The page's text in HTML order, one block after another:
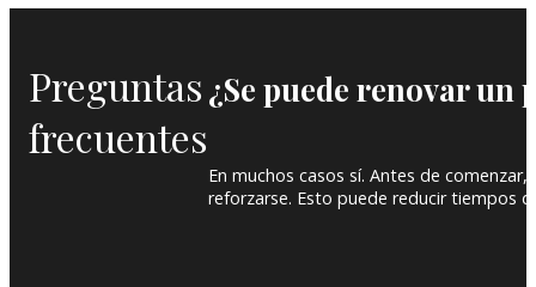
Preguntas
frecuentes
¿Se puede renovar
En muchos casos sí. Antes de
reforzarse. Esto puede reducir tiempos